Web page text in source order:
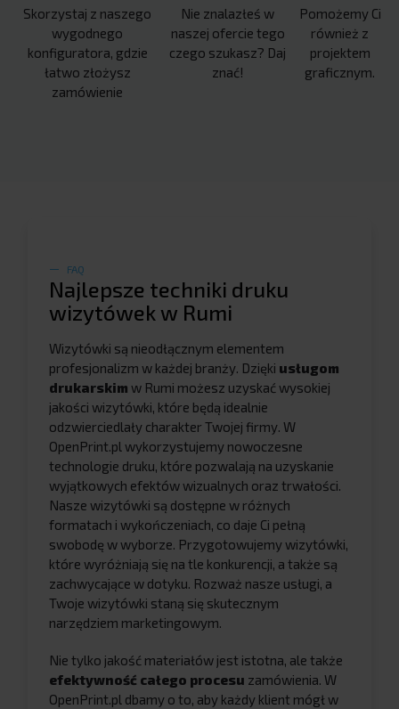
Skorzystaj z naszego
wygodnego
konfiguratora, gdzie
łatwo złożysz
zamówienie
Nie znalazłeś w
naszej ofercie tego
czego szukasz? Daj
znać!
Pomożemy Ci
również z
projektem
graficznym.
FAQ
Najlepsze techniki druku
wizytówek w Rumi
Wizytówki są nieodłącznym elementem
profesjonalizm w każdej branży. Dzięki usługom
drukarskim w Rumi możesz uzyskać wysokiej
jakości wizytówki, które będą idealnie
odzwierciedlały charakter Twojej firmy. W
OpenPrint.pl wykorzystujemy nowoczesne
technologie druku, które pozwalają na uzyskanie
wyjątkowych efektów wizualnych oraz trwałości.
Nasze wizytówki są dostępne w różnych
formatach i wykończeniach, co daje Ci pełną
swobodę w wyborze. Przygotowujemy wizytówki,
które wyróżniają się na tle konkurencji, a także są
zachwycające w dotyku. Rozważ nasze usługi, a
Twoje wizytówki staną się skutecznym
narzędziem marketingowym.
Nie tylko jakość materiałów jest istotna, ale także
efektywność całego procesu zamówienia. W
OpenPrint.pl dbamy o to, aby każdy klient mógł w